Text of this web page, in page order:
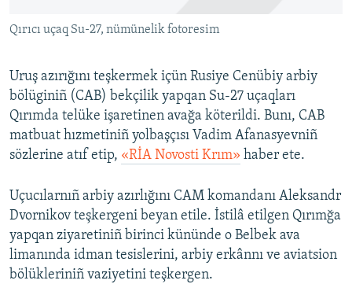
QOŞULIÑIZ!
RFE/RS bütün saytları
Qırıcı uçaq Su-27, nümünelik fotoresim
Uruş azırığını teşkermek içün Rusiye Cenübiy arbiy
bölüginiñ (CAB) bekçilik yapqan Su-27 uçaqları
Qırımda telüke işaretinen avağa köterildi. Bunı, CAB
matbuat hızmetiniñ yolbaşçısı Vadim Afanasyevniñ
sözlerine atıf etip, «RİA Novosti Krım» haber ete.
Uçucılarnıñ arbiy azırlığını CAM komandanı Aleksandr
Dvornikov teşkergeni beyan etile. İstilâ etilgen Qırımğa
yapqan ziyaretiniñ birinci kününde o Belbek ava
limanında idman tesislerini, arbiy erkânnı ve aviatsion
bölükleriniñ vaziyetini teşkergen.